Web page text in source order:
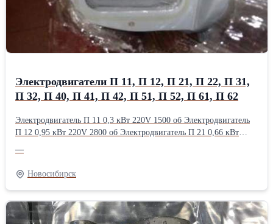
Электродвигатели П 11, П 12, П 21, П 22, П 31,
П 32, П 40, П 41, П 42, П 51, П 52, П 61, П 62
Электродвигатель П 11 0,3 кВт 220V 1500 об Электродвигатель
П 12 0,95 кВт 220V 2800 об Электродвигатель П 21 0,66 кВт
Электродвигатель П 31 3,2 кВт 110V 3000 об Электродвигатель П
32 4,2 кВт 220V 3000 об Электродвигатель П 40 6,1 кВт 220V
3000 об Электродвигатель П 41 3,2 кВт 220V 1500 об
Электродвигатель П 42 3,8 кВт 220V 1500 об Электродвигатель
П 51 7,4 кВт 220V 1500 об Электродвигатель П 52 8,8 кВт 220V
1500 об Электродвигатель П 61 11 кВт 220V 1500 об
—
Новосибирск